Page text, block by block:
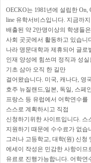
OECKO는 1981년에 설립한 On,
line 유학서비스입니다. 지금까지
배출된 약 2만명이상의 학생들은
사회 곳곳에서 활동하고 있습니
나라 명문대학과 제휴되어 글로
인재 양성에 힘쓰며 정직과 성실
기초 삼아 오직 한 길만
걸어왔습니다. 미국, 캐나다, 영
호주 뉴질랜드,일본, 독일, 스페
프랑스 등 유럽에서 어학연수를
스스로 계획하시고 직접
신청하기위한 사이트입니다. 스
지원하기 때문에 수수료가 없습
그러나 고등학교, 대학(원) 신청
에세이 작성은 민감한 사항이므
유료로 진행가능합니다. 어학연